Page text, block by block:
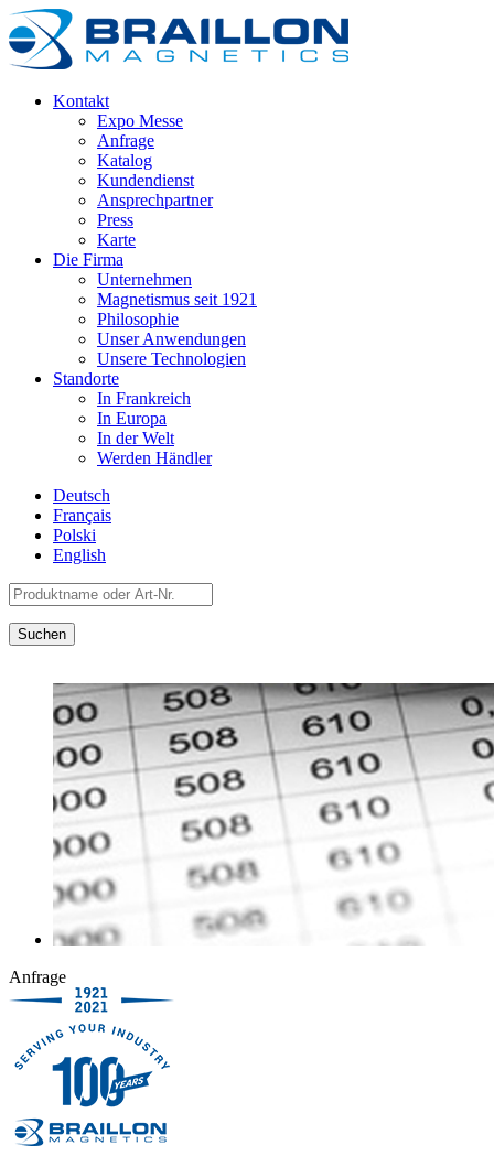
Kontakt
Expo Messe
Anfrage
Katalog
Kundendienst
Ansprechpartner
Press
Karte
Die Firma
Unternehmen
Magnetismus seit 1921
Philosophie
Unser Anwendungen
Unsere Technologien
Standorte
In Frankreich
In Europa
In der Welt
Werden Händler
Deutsch
Français
Polski
English
Anfrage